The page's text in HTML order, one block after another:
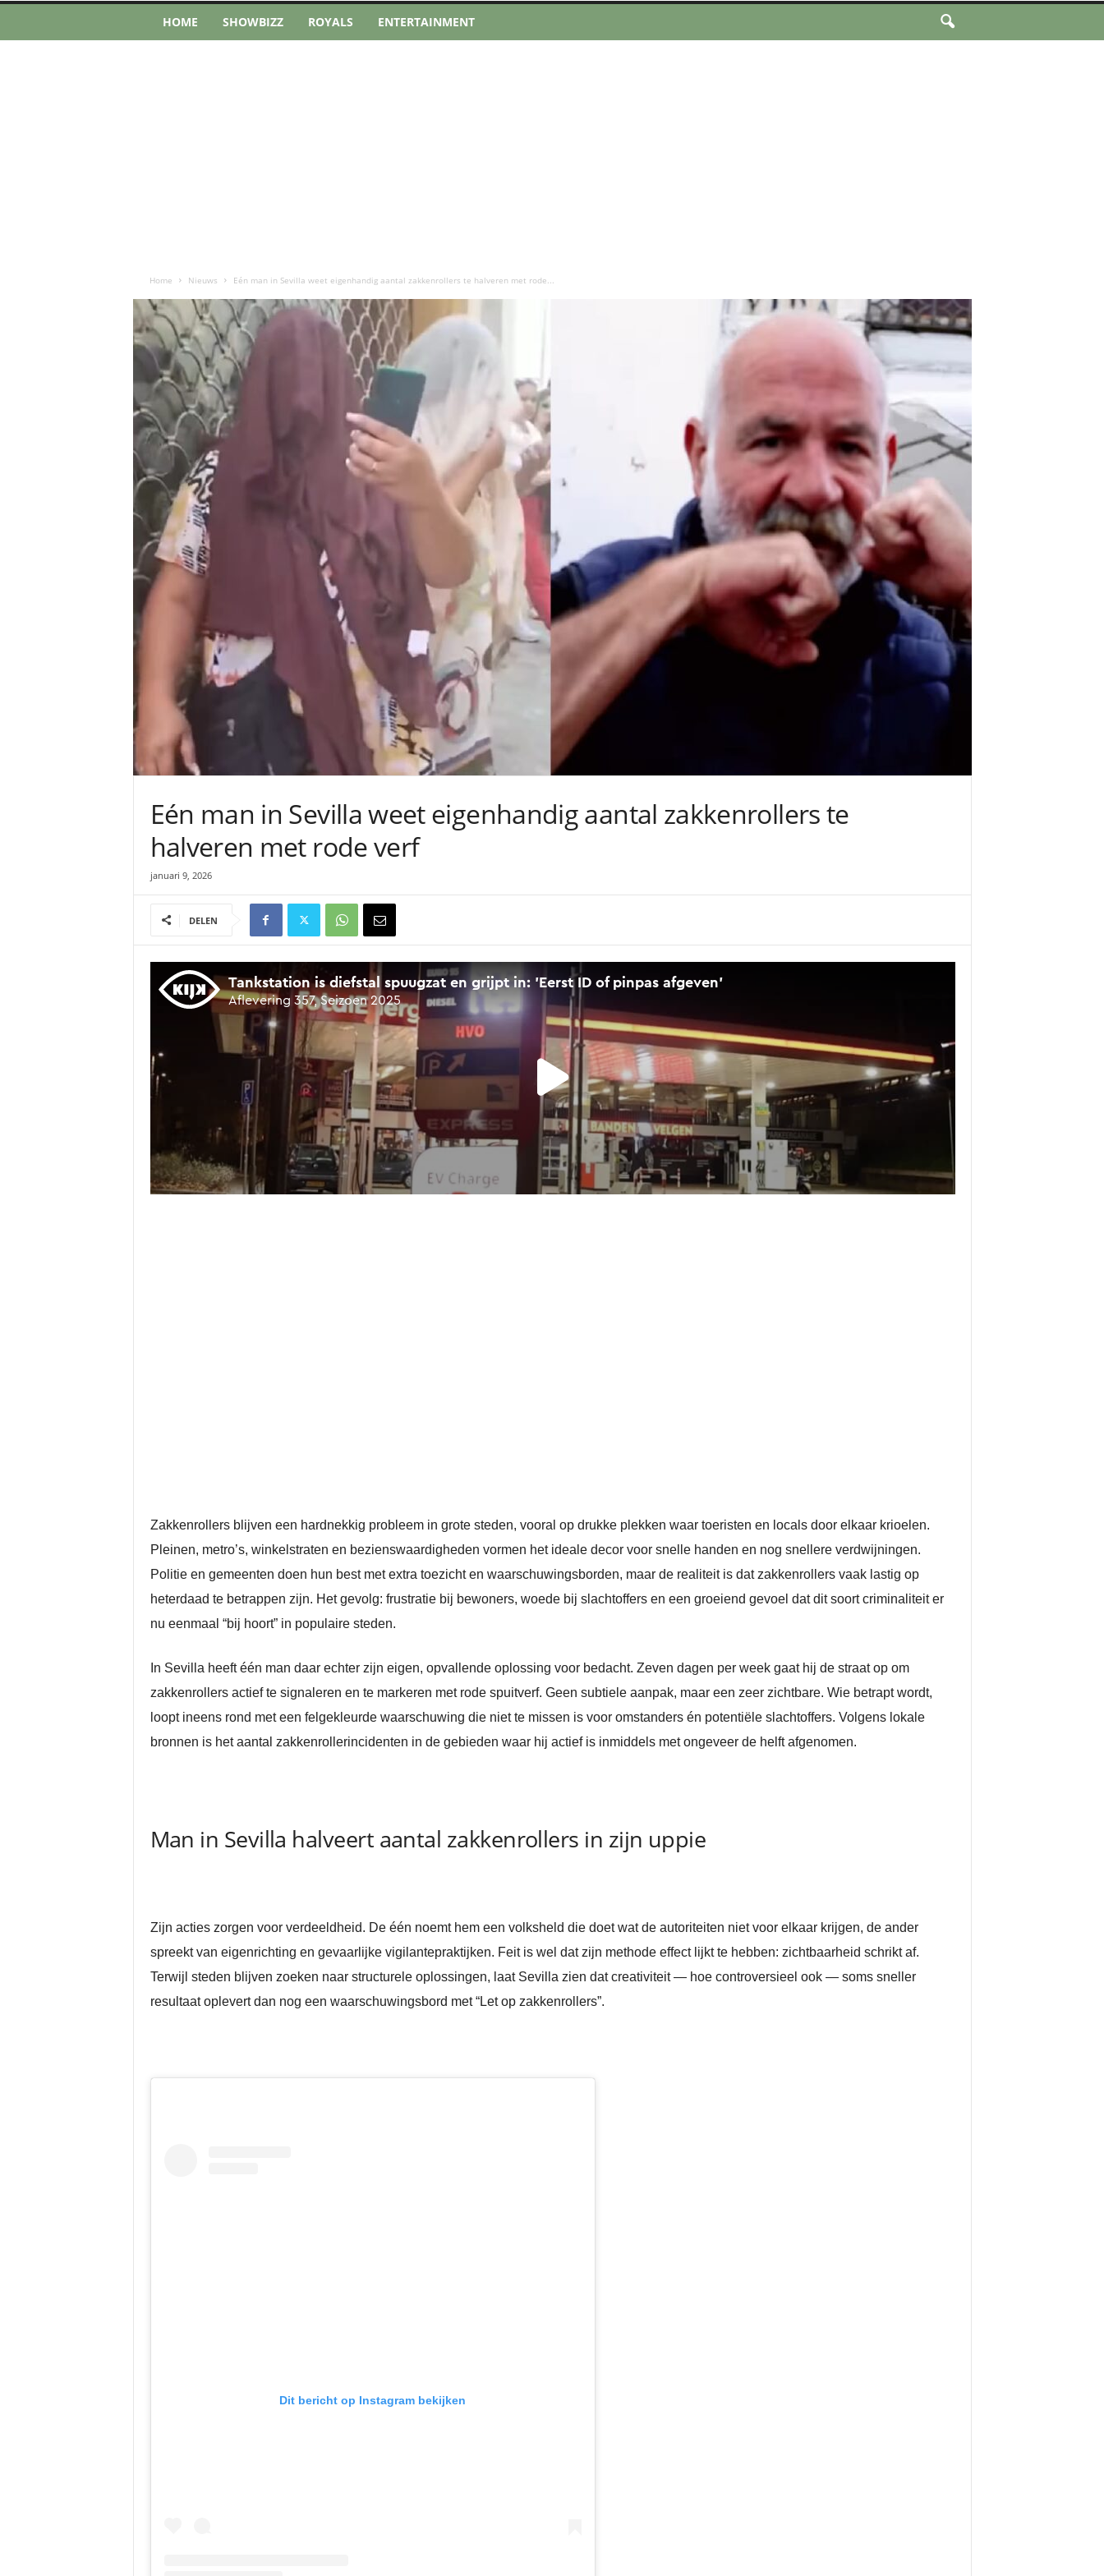
HOME SHOWBIZZ ROYALS ENTERTAINMENT
Home Nieuws Eén man in Sevilla weet eigenhandig aantal zakkenrollers te halveren met rode...
Eén man in Sevilla weet eigenhandig aantal zakkenrollers te
halveren met rode verf
januari 9, 2026
DELEN
Zakkenrollers blijven een hardnekkig probleem in grote steden, vooral op drukke plekken waar toeristen en locals door elkaar krioelen.
Pleinen, metro’s, winkelstraten en bezienswaardigheden vormen het ideale decor voor snelle handen en nog snellere verdwijningen.
Politie en gemeenten doen hun best met extra toezicht en waarschuwingsborden, maar de realiteit is dat zakkenrollers vaak lastig op
heterdaad te betrappen zijn. Het gevolg: frustratie bij bewoners, woede bij slachtoffers en een groeiend gevoel dat dit soort criminaliteit er
nu eenmaal “bij hoort” in populaire steden.
In Sevilla heeft één man daar echter zijn eigen, opvallende oplossing voor bedacht. Zeven dagen per week gaat hij de straat op om
zakkenrollers actief te signaleren en te markeren met rode spuitverf. Geen subtiele aanpak, maar een zeer zichtbare. Wie betrapt wordt,
loopt ineens rond met een felgekleurde waarschuwing die niet te missen is voor omstanders én potentiële slachtoffers. Volgens lokale
bronnen is het aantal zakkenrollerincidenten in de gebieden waar hij actief is inmiddels met ongeveer de helft afgenomen.
Man in Sevilla halveert aantal zakkenrollers in zijn uppie
Zijn acties zorgen voor verdeeldheid. De één noemt hem een volksheld die doet wat de autoriteiten niet voor elkaar krijgen, de ander
spreekt van eigenrichting en gevaarlijke vigilantepraktijken. Feit is wel dat zijn methode effect lijkt te hebben: zichtbaarheid schrikt af.
Terwijl steden blijven zoeken naar structurele oplossingen, laat Sevilla zien dat creativiteit — hoe controversieel ook — soms sneller
resultaat oplevert dan nog een waarschuwingsbord met “Let op zakkenrollers”.
Dit bericht op Instagram bekijken